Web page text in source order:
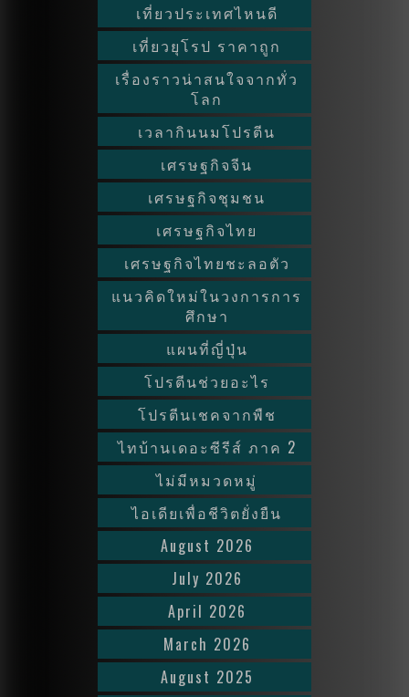
เที่ยวประเทศไหนดี
เที่ยวยุโรป ราคาถูก
เรื่องราวน่าสนใจจากทั่ว
โลก
เวลากินนมโปรตีน
เศรษฐกิจจีน
เศรษฐกิจชุมชน
เศรษฐกิจไทย
เศรษฐกิจไทยชะลอตัว
แนวคิดใหม่ในวงการการ
ศึกษา
แผนที่ญี่ปุ่น
โปรตีนช่วยอะไร
โปรตีนเชคจากพืช
ไทบ้านเดอะซีรีส์ ภาค 2
ไม่มีหมวดหมู่
ไอเดียเพื่อชีวิตยั่งยืน
August 2026
July 2026
April 2026
March 2026
August 2025